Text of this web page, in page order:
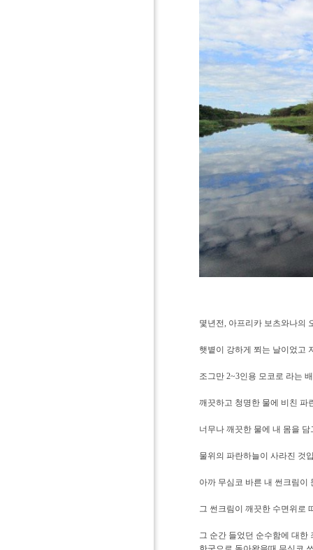
몇년전, 아프리카 보츠와나의
햇볕이 강하게 쬐는 날이었고
조그만 2~3인용 모코로 라는
깨끗하고 청명한 물에 비친 파
너무나 깨끗한 물에 내 몸을
물위의 파란하늘이 사라진 것
아까 무심코 바른 내 썬크림이
그 썬크림이 깨끗한 수면위로
그 순간 들었던 순수함에 대한